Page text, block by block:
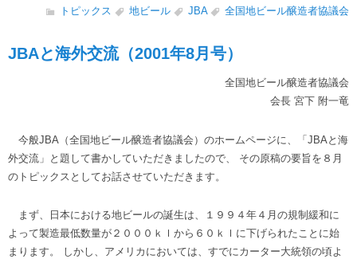
トピックス 地ビール JBA 全国地ビール醸造者協議会
JBAと海外交流（2001年8月号）
全国地ビール醸造者協議会
会長 宮下 附一竜
今般JBA（全国地ビール醸造者協議会）のホームページに、「JBAと海
外交流」と題して書かしていただきましたので、 その原稿の要旨を８月
のトピックスとしてお話させていただきます。
まず、日本における地ビールの誕生は、１９９４年４月の規制緩和に
よって製造最低数量が２０００ｋｌから６０ｋｌに下げられたことに始
まります。 しかし、アメリカにおいては、すでにカーター大統領の頃よ